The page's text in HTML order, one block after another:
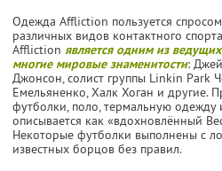
Одежда Affliction пользуется
различных видов контактного
Affliction является одним из
многие мировые знаменитости:
Джонсон, солист группы Linkin Park
Емельяненко, Халк Хоган и другие.
футболки, поло, термальную одежду
описывается как «вдохновлённый
Некоторые футболки выполнены с
известных борцов без правил.